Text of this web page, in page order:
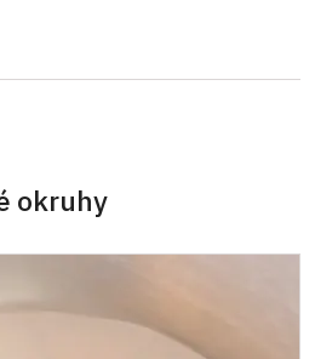
vydané NPÚ,
zdarma
držitel
okruhy